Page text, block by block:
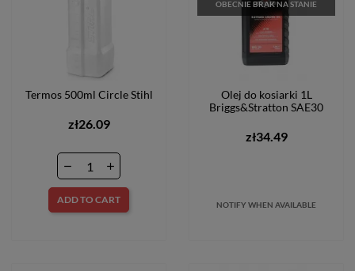
Termos 500ml Circle Stihl
zł26.09
ADD TO CART
OBECNIE BRAK NA STANIE
Olej do kosiarki 1L
Briggs&Stratton SAE30
zł34.49
NOTIFY WHEN AVAILABLE